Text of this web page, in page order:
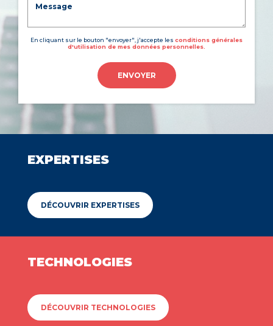
En cliquant sur le bouton "envoyer", j'accepte les conditions générales
d'utilisation de mes données personnelles.
ENVOYER
EXPERTISES
DÉCOUVRIR EXPERTISES
TECHNOLOGIES
DÉCOUVRIR TECHNOLOGIES